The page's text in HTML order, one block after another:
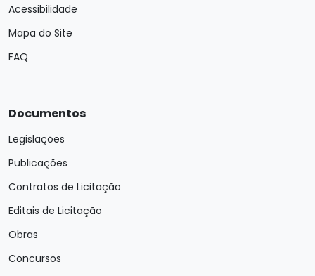
Acessibilidade
Mapa do Site
FAQ
Documentos
Legislações
Publicações
Contratos de Licitação
Editais de Licitação
Obras
Concursos